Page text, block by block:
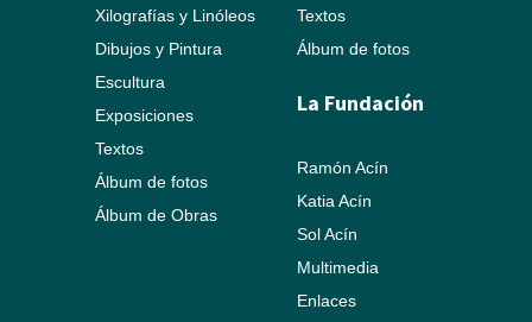
Xilografías y Linóleos
Dibujos y Pintura
Escultura
Exposiciones
Textos
Álbum de fotos
Álbum de Obras
Textos
Álbum de fotos
La Fundación
Ramón Acín
Katia Acín
Sol Acín
Multimedia
Enlaces